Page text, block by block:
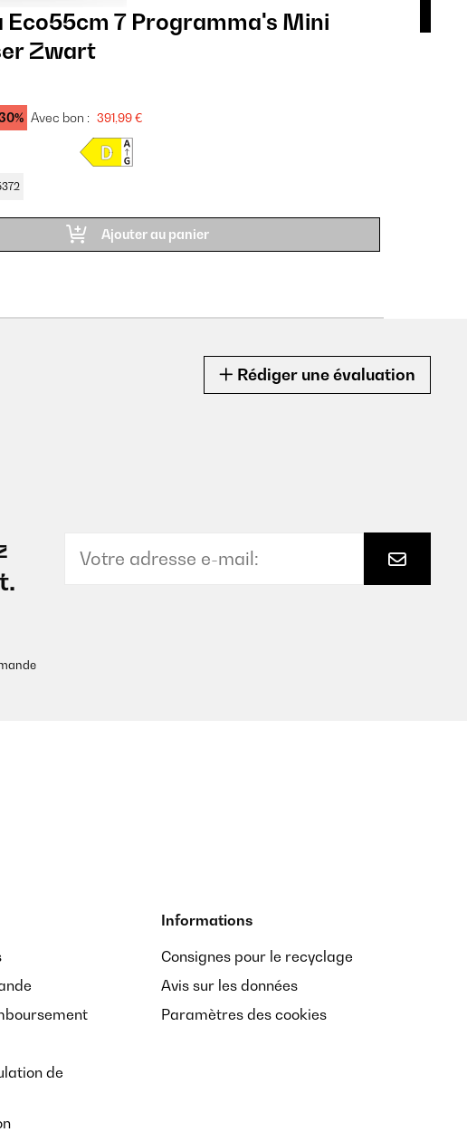
Eco55cm 7 Programma's Mini
Zwart
Avec bon : 391,99 €
Ajouter au panier
Rédiger une évaluation
de
Informations
Consignes pour le recyclage
Avis sur les données
Paramètres des cookies